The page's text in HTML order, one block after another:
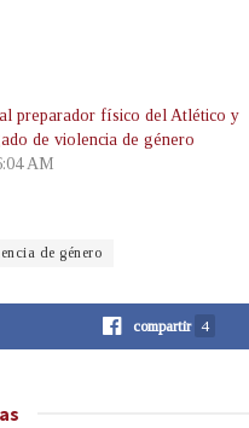
preparador físico del Atlético y
de violencia de género
AM
de género
compartir 4